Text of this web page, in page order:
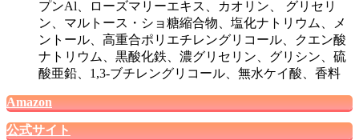
プンAl、ローズマリーエキス、カオリン、 グリセリ
ン、マルトース・ショ糖縮合物、塩化ナトリウム、メ
ントール、高重合ポリエチレングリコール、クエン酸
ナトリウム、黒酸化鉄、濃グリセリン、グリシン、硫
酸亜鉛、1,3-ブチレングリコール、無水ケイ酸、香料
Amazon
公式サイト